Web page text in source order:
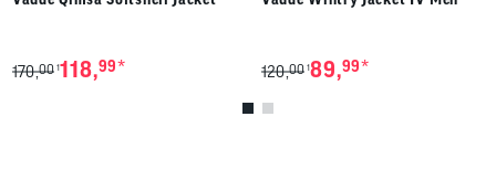
170,00 1118,99* 120,00 189,99*